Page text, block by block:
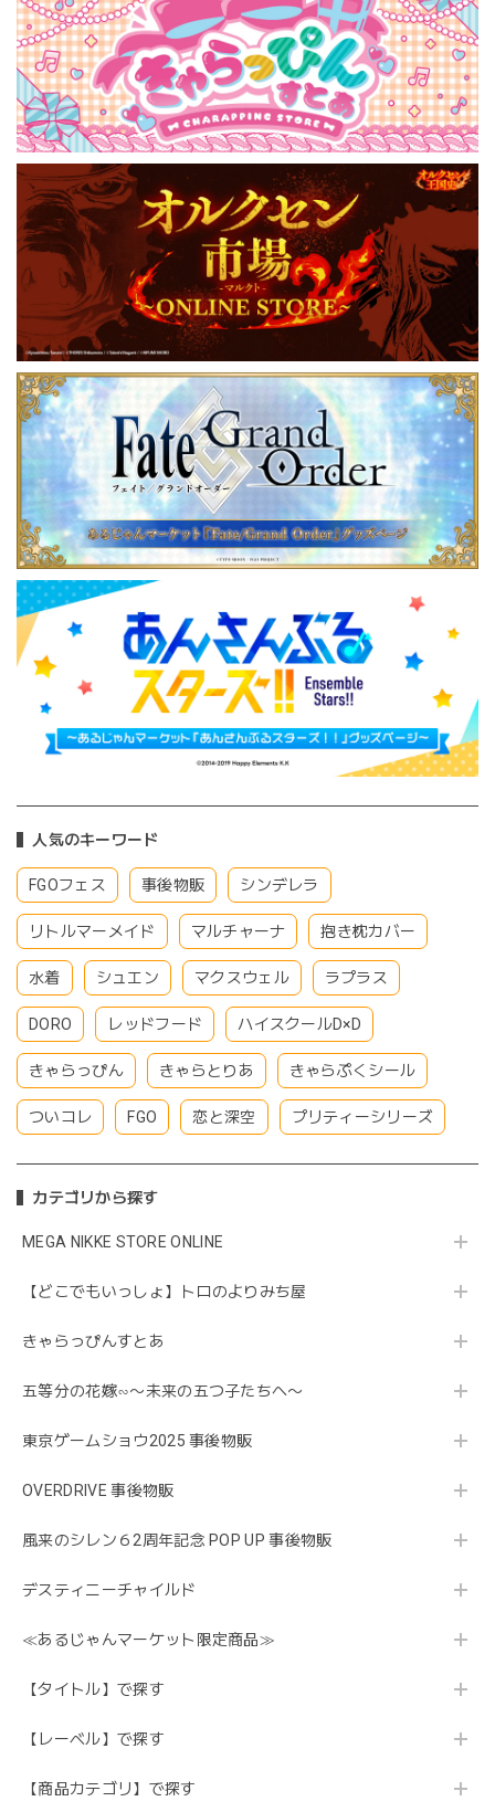
人気のキーワード
FGOフェス 事後物販 シンデレラ
リトルマーメイド マルチャーナ 抱き枕カバー
水着 シュエン マクスウェル ラプラス
DORO レッドフード ハイスクールD×D
きゃらっぴん きゃらとりあ きゃらぷくシール
ついコレ FGO 恋と深空 プリティーシリーズ
カテゴリから探す
MEGA NIKKE STORE ONLINE
【どこでもいっしょ】トロのよりみち屋
きゃらっぴんすとあ
五等分の花嫁∽〜未来の五つ子たちへ〜
東京ゲームショウ2025 事後物販
OVERDRIVE 事後物販
風来のシレン６2周年記念 POP UP 事後物販
デスティニーチャイルド
≪あるじゃんマーケット限定商品≫
【タイトル】で探す
【レーベル】で探す
【商品カテゴリ】で探す